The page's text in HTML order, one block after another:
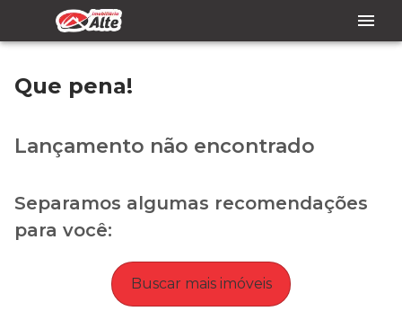
Que pena!
Lançamento não encontrado
Separamos algumas recomendações
para você:
Buscar mais imóveis